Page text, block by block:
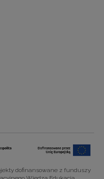
dofinansowane z funduszy